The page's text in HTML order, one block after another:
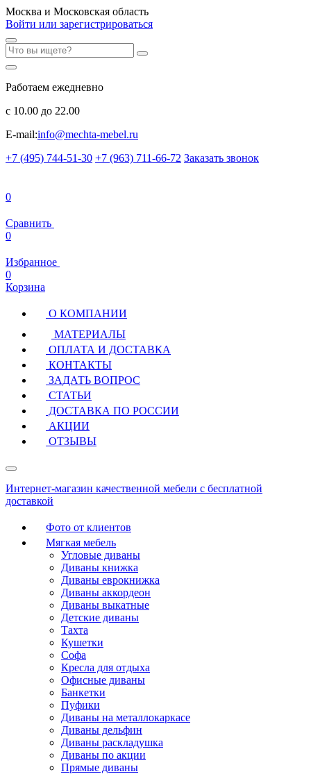
Москва и Московская область
Войти или зарегистрироваться
Работаем ежедневно
с 10.00 до 22.00
E-mail:info@mechta-mebel.ru
+7 (495) 744-51-30 +7 (963) 711-66-72 Заказать звонок
0
Сравнить
0
Избранное
0
Корзина
О КОМПАНИИ
МАТЕРИАЛЫ
ОПЛАТА И ДОСТАВКА
КОНТАКТЫ
ЗАДАТЬ ВОПРОС
СТАТЬИ
ДОСТАВКА ПО РОССИИ
АКЦИИ
ОТЗЫВЫ
Интернет-магазин качественной мебели с бесплатной
доставкой
Фото от клиентов
Мягкая мебель
Угловые диваны
Диваны книжка
Диваны еврокнижка
Диваны аккордеон
Диваны выкатные
Детские диваны
Тахта
Кушетки
Софа
Кресла для отдыха
Офисные диваны
Банкетки
Пуфики
Диваны на металлокаркасе
Диваны дельфин
Диваны раскладушка
Диваны по акции
Прямые диваны